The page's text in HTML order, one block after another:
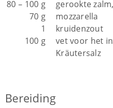
80 – 100 g
gerookte
70 g
mozzarella
1
kruidenzout
100 g
vet voor het
Kräutersalz
Bereiding